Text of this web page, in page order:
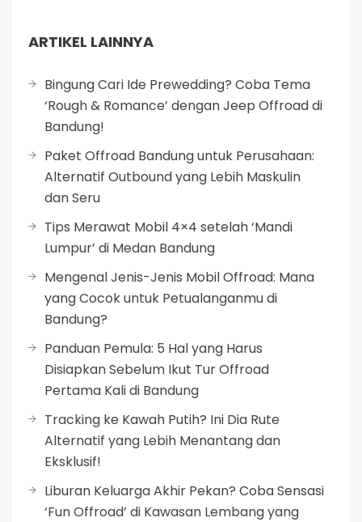
ARTIKEL LAINNYA
Bingung Cari Ide Prewedding? Coba Tema
‘Rough & Romance’ dengan Jeep Offroad di
Bandung!
Paket Offroad Bandung untuk Perusahaan:
Alternatif Outbound yang Lebih Maskulin
dan Seru
Tips Merawat Mobil 4×4 setelah ‘Mandi
Lumpur’ di Medan Bandung
Mengenal Jenis-Jenis Mobil Offroad: Mana
yang Cocok untuk Petualanganmu di
Bandung?
Panduan Pemula: 5 Hal yang Harus
Disiapkan Sebelum Ikut Tur Offroad
Pertama Kali di Bandung
Tracking ke Kawah Putih? Ini Dia Rute
Alternatif yang Lebih Menantang dan
Eksklusif!
Liburan Keluarga Akhir Pekan? Coba Sensasi
‘Fun Offroad’ di Kawasan Lembang yang